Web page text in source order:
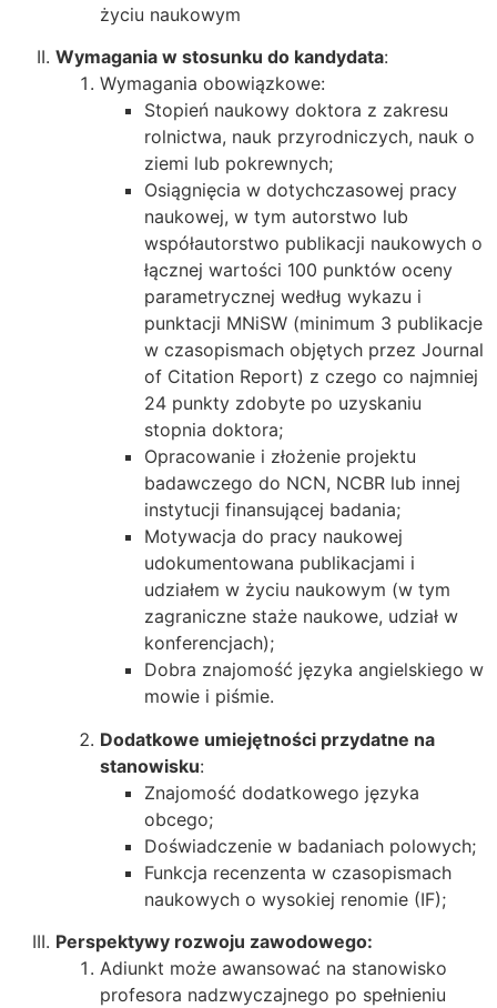
życiu naukowym
Wymagania w stosunku do kandydata:
Wymagania obowiązkowe:
Stopień naukowy doktora z zakresu
rolnictwa, nauk przyrodniczych, nauk o
ziemi lub pokrewnych;
Osiągnięcia w dotychczasowej pracy
naukowej, w tym autorstwo lub
współautorstwo publikacji naukowych o
łącznej wartości 100 punktów oceny
parametrycznej według wykazu i
punktacji MNiSW (minimum 3 publikacje
w czasopismach objętych przez Journal
of Citation Report) z czego co najmniej
24 punkty zdobyte po uzyskaniu
stopnia doktora;
Opracowanie i złożenie projektu
badawczego do NCN, NCBR lub innej
instytucji finansującej badania;
Motywacja do pracy naukowej
udokumentowana publikacjami i
udziałem w życiu naukowym (w tym
zagraniczne staże naukowe, udział w
konferencjach);
Dobra znajomość języka angielskiego w
mowie i piśmie.
Dodatkowe umiejętności przydatne na
stanowisku:
Znajomość dodatkowego języka
obcego;
Doświadczenie w badaniach polowych;
Funkcja recenzenta w czasopismach
naukowych o wysokiej renomie (IF);
Perspektywy rozwoju zawodowego:
Adiunkt może awansować na stanowisko
profesora nadzwyczajnego po spełnieniu